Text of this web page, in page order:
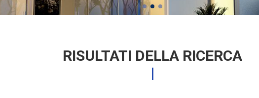
RISULTATI DELLA RICERCA